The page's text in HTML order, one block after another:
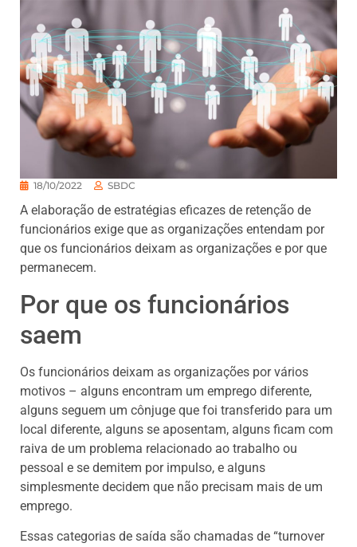
18/10/2022 SBDC
A elaboração de estratégias eficazes de retenção de
funcionários exige que as organizações entendam por
que os funcionários deixam as organizações e por que
permanecem.
Por que os funcionários
saem
Os funcionários deixam as organizações por vários
motivos – alguns encontram um emprego diferente,
alguns seguem um cônjuge que foi transferido para um
local diferente, alguns se aposentam, alguns ficam com
raiva de um problema relacionado ao trabalho ou
pessoal e se demitem por impulso, e alguns
simplesmente decidem que não precisam mais de um
emprego.
Essas categorias de saída são chamadas de “turnover